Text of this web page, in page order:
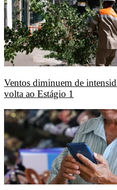
Ventos diminuem de
volta ao Estágio 1